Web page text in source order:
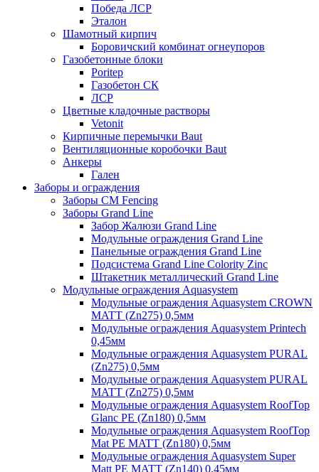
Победа ЛСР
Эталон
Шамотный кирпич
Боровичский комбинат огнеупоров
Газобетонные блоки
Poritep
Газобетон СК
ЛСР
Цветные кладочные растворы
Vetonit
Кирпичные перемычки Baut
Вентиляционные коробочки Baut
Анкеры
Гален
Заборы и ограждения
Заборы CM Fencing
Заборы Grand Line
Забор Жалюзи Grand Line
Модульные ограждения Grand Line
Панельные ограждения Grand Line
Подсистема Grand Line Colority Zinc
Штакетник металлический Grand Line
Модульные ограждения Aquasystem
Модульные ограждения Aquasystem CROWN
MATT (Zn275) 0,5мм
Модульные ограждения Aquasystem Printech
0,45мм
Модульные ограждения Aquasystem PURAL
(Zn275) 0,5мм
Модульные ограждения Aquasystem PURAL
MATT (Zn275) 0,5мм
Модульные ограждения Aquasystem RoofTop
Glanc PE (Zn180) 0,5мм
Модульные ограждения Aquasystem RoofTop
Mat PE MATT (Zn180) 0,5мм
Модульные ограждения Aquasystem Super
Matt PE MATT (Zn140) 0,45мм